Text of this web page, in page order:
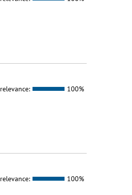
relevance: 100%
relevance: 100%